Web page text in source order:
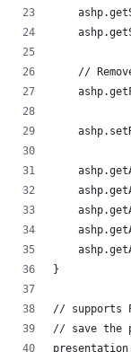
//
}
// supports
// save the